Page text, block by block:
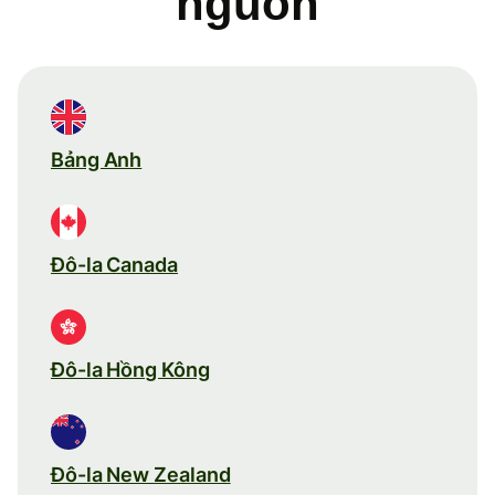
Bảng Anh
Đô-la Canada
Đô-la Hồng Kông
Đô-la New Zealand